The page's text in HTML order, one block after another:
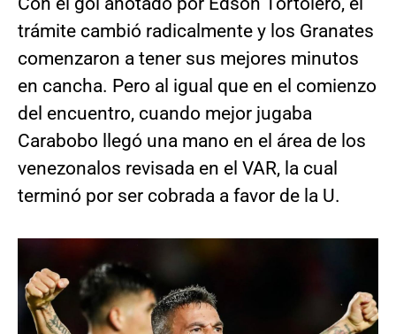
trámite cambió radicalmente y los Granates
comenzaron a tener sus mejores minutos
en cancha. Pero al igual que en el comienzo
del encuentro, cuando mejor jugaba
Carabobo llegó una mano en el área de los
venezonalos revisada en el VAR, la cual
terminó por ser cobrada a favor de la U.